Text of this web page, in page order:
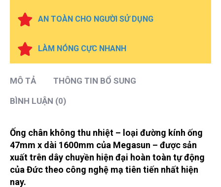
AN TOÀN CHO NGƯỜI SỬ DỤNG
LÀM NÓNG CỰC NHANH
MÔ TẢ THÔNG TIN BỔ SUNG
BÌNH LUẬN (0)
Ống chân không thu nhiệt – loại đường kính ống
47mm x dài 1600mm của Megasun – được sản
xuất trên dây chuyền hiện đại hoàn toàn tự động
của Đức theo công nghệ mạ tiên tiến nhất hiện
nay.